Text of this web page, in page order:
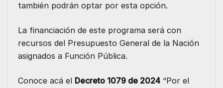
también podrán optar por esta opción.
La financiación de este programa será con
recursos del Presupuesto General de la Nación
asignados a Función Pública.
Conoce acá el Decreto 1079 de 2024 “Por el